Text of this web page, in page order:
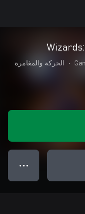
•
الحركة والمغامرة
● ● ●